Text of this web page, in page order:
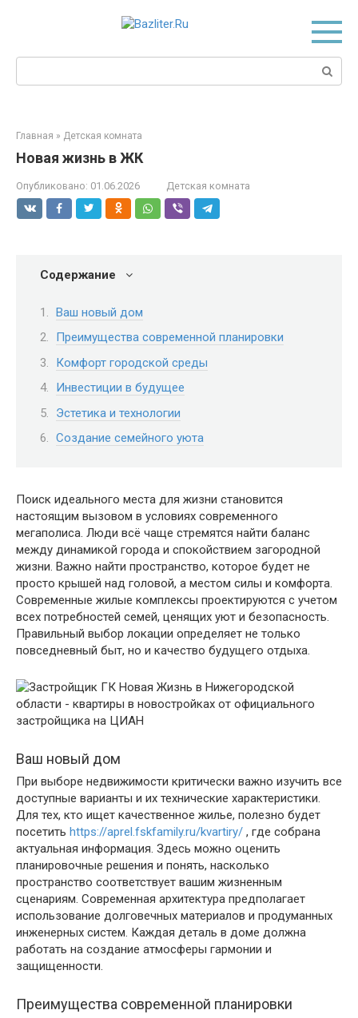
Главная » Детская комната
Новая жизнь в ЖК
Опубликовано: 01.06.2026 Детская комната
Содержание
Ваш новый дом
Преимущества современной планировки
Комфорт городской среды
Инвестиции в будущее
Эстетика и технологии
Создание семейного уюта
Поиск идеального места для жизни становится
настоящим вызовом в условиях современного
мегаполиса. Люди всё чаще стремятся найти баланс
между динамикой города и спокойствием загородной
жизни. Важно найти пространство, которое будет не
просто крышей над головой, а местом силы и комфорта.
Современные жилые комплексы проектируются с учетом
всех потребностей семей, ценящих уют и безопасность.
Правильный выбор локации определяет не только
повседневный быт, но и качество будущего отдыха.
Ваш новый дом
При выборе недвижимости критически важно изучить все
доступные варианты и их технические характеристики.
Для тех, кто ищет качественное жилье, полезно будет
посетить https://aprel.fskfamily.ru/kvartiry/ , где собрана
актуальная информация. Здесь можно оценить
планировочные решения и понять, насколько
пространство соответствует вашим жизненным
сценариям. Современная архитектура предполагает
использование долговечных материалов и продуманных
инженерных систем. Каждая деталь в доме должна
работать на создание атмосферы гармонии и
защищенности.
Преимущества современной планировки